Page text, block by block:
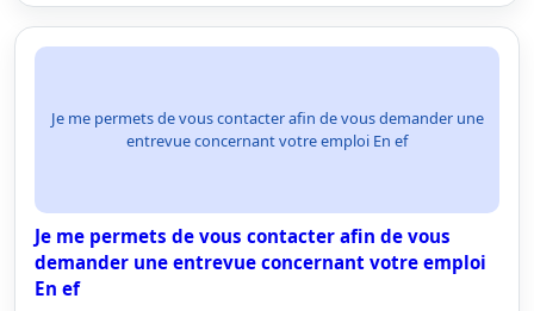
Je me permets de vous contacter afin de vous demander une
entrevue concernant votre emploi En ef
Je me permets de vous contacter afin de vous
demander une entrevue concernant votre emploi
En ef